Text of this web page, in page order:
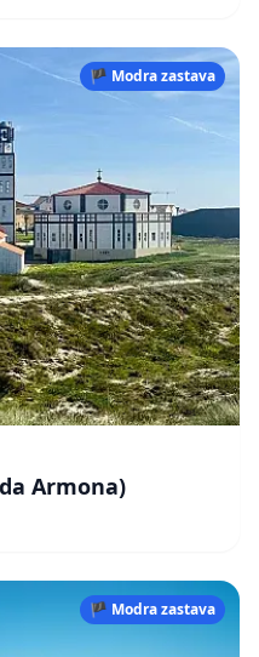
🏴 Modra zastava
Armona)
🏴 Modra zastava